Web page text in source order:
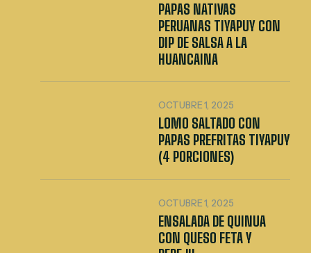
PAPAS NATIVAS
PERUANAS TIYAPUY CON
DIP DE SALSA A LA
HUANCAINA
OCTUBRE 1, 2025
LOMO SALTADO CON
PAPAS PREFRITAS TIYAPUY
(4 PORCIONES)
OCTUBRE 1, 2025
ENSALADA DE QUINUA
CON QUESO FETA Y